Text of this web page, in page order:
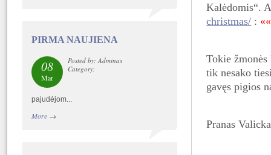
Kalėdomis“.
christmas/ :
Tokie
tik nesako
gavęs pigios
Pranas
PIRMA NAUJIENA
08
Mar
Posted by: Adminas
Category:
pajudėjom...
More→